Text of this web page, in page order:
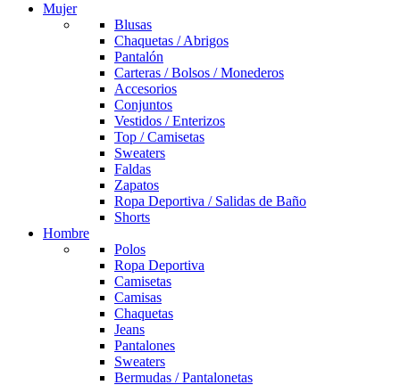
Mujer
Blusas
Chaquetas / Abrigos
Pantalón
Carteras / Bolsos / Monederos
Accesorios
Conjuntos
Vestidos / Enterizos
Top / Camisetas
Sweaters
Faldas
Zapatos
Ropa Deportiva / Salidas de Baño
Shorts
Hombre
Polos
Ropa Deportiva
Camisetas
Camisas
Chaquetas
Jeans
Pantalones
Sweaters
Bermudas / Pantalonetas